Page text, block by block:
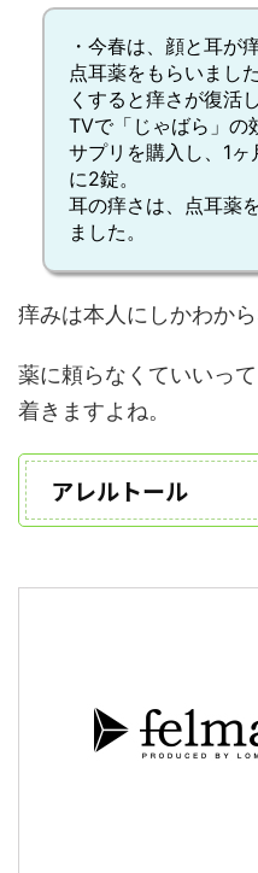
・今春は、顔と耳が
点耳薬をもらいまし
くすると痒さが復活
TVで「じゃばら」の
サプリを購入し、1ヶ
に2錠。
耳の痒さは、点耳薬
ました 。
痒みは本人にしかわか
薬に頼らなくていいっ
着きますよね。
アレルトール